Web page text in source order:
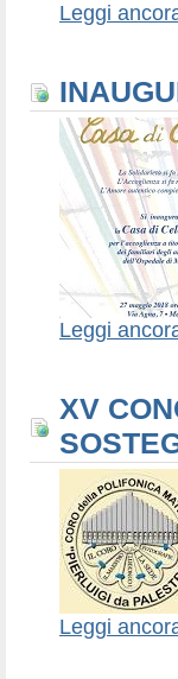
Leggi
Leggi
XV
Leggi